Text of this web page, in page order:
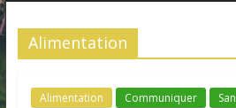
Alimentation
Alimentation Communiquer